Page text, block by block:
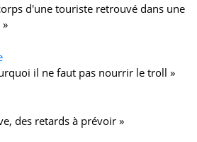
d'une touriste retrouvé dans une
il ne faut pas nourrir le troll »
des retards à prévoir »